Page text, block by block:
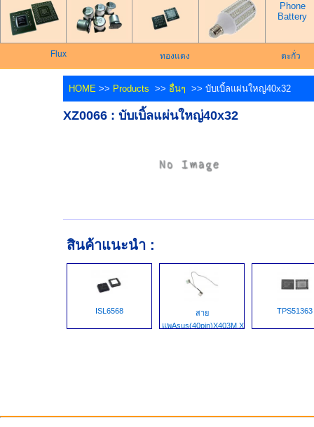
Phone
Battery
Flux ทองแดง ตะกั่ว
HOME >> Products >> อื่นๆ >> บับเบิ้ลแผ่นใหญ่40x32
XZ0066 : บับเบิ้ลแผ่นใหญ่40x32
สินค้าแนะนำ :
ISL6568
สาย
แพAsus(40pin)X403M,X453MA
TPS51363